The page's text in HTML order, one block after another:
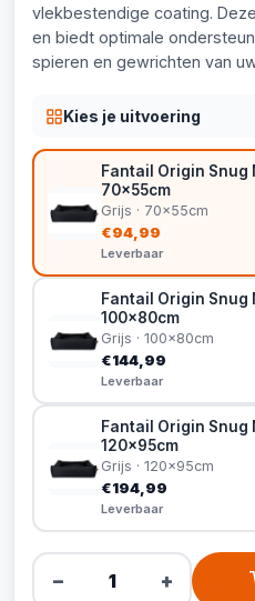
vlekbestendige coating.
en biedt optimale
spieren en gewrichten van
Kies je uitvoering
Fantail Origin Snug
70x55cm
Grijs · 70x55cm
€94,99
Leverbaar
Fantail Origin Snug
100x80cm
Grijs · 100x80cm
€144,99
Leverbaar
Fantail Origin Snug
120x95cm
Grijs · 120x95cm
€194,99
Leverbaar
− +